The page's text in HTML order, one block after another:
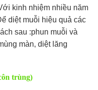
kinh nhiệm nhiều năm
diệt muỗi hiệu quả các
sau :phun muỗi và
màn, diệt lăng
trùng)